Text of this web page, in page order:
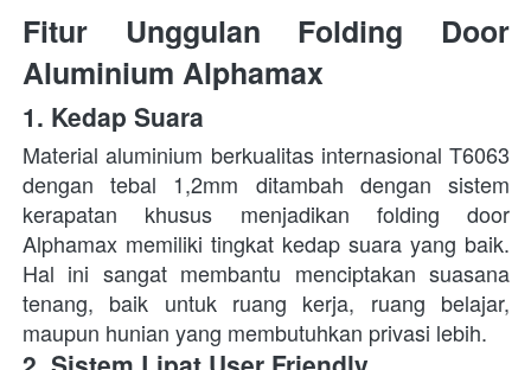
Fitur Unggulan Folding Door
Aluminium Alphamax
1. Kedap Suara
Material aluminium berkualitas internasional T6063
dengan tebal 1,2mm ditambah dengan sistem
kerapatan khusus menjadikan folding door
Alphamax memiliki tingkat kedap suara yang baik.
Hal ini sangat membantu menciptakan suasana
tenang, baik untuk ruang kerja, ruang belajar,
maupun hunian yang membutuhkan privasi lebih.